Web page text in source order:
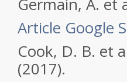
Article Google
Cook, D. B. et
(2017).